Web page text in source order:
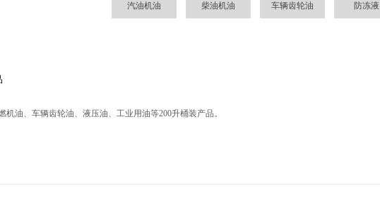
汽油机油 柴油机油 车辆齿轮油 防冻液
机油、车辆齿轮油、液压油、工业用油等200升桶装产品。